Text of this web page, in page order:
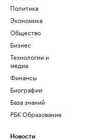
Политика
Экономика
Общество
Бизнес
Технологии и
медиа
Финансы
Биографии
База знаний
РБК Образование
Новости